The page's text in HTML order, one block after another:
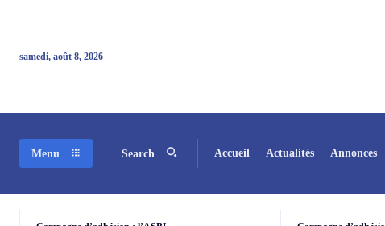
samedi, août 8, 2026
Menu Search Accueil Actualités Annonces